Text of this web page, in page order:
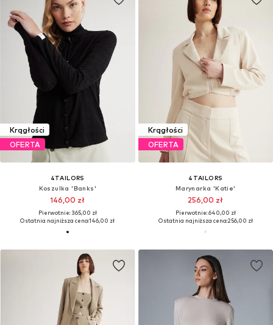
Krągłości
OFERTA
4TAILORS
Koszulka 'Banks'
146,00 zł
Pierwotnie: 365,00 zł
Ostatnia najniższa cena:146,00 zł
Krągłości
OFERTA
4TAILORS
Marynarka 'Katie'
256,00 zł
Pierwotnie: 640,00 zł
Ostatnia najniższa cena:256,00 zł